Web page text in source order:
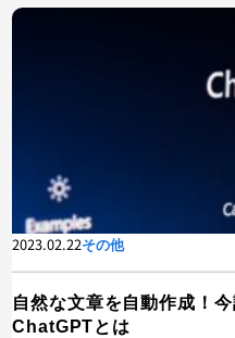
2023.02.22その他
自然な文章を自動作成！
ChatGPTとは